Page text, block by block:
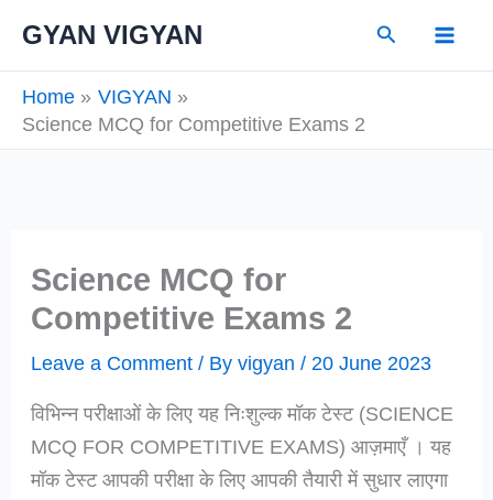
GYAN VIGYAN Search
Home
VIGYAN
Science MCQ for Competitive Exams 2
Science MCQ for
Competitive Exams 2
Leave a Comment / Byvigyan/ 20 June 2023
विभिन्न परीक्षाओं के लिए यह निःशुल्क मॉक टेस्ट (SCIENCE
MCQ FOR COMPETITIVE EXAMS) आज़माएँ । यह
मॉक टेस्ट आपकी परीक्षा के लिए आपकी तैयारी में सुधार लाएगा